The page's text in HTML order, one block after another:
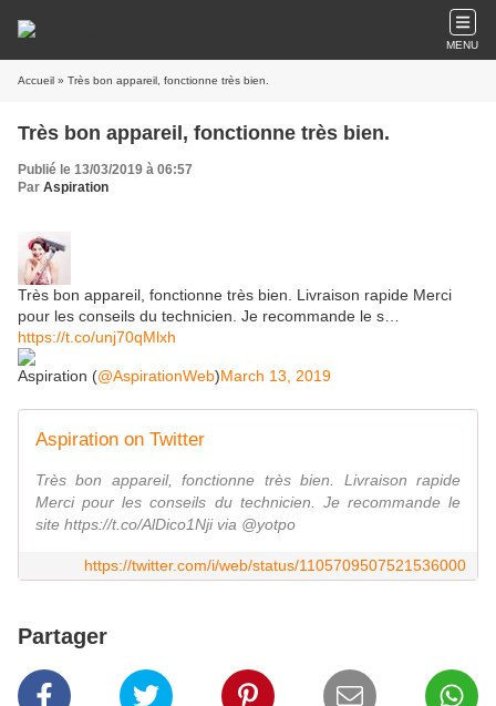
MENU
Accueil » Très bon appareil, fonctionne très bien.
Très bon appareil, fonctionne très bien.
Publié le 13/03/2019 à 06:57
Par Aspiration
Très bon appareil, fonctionne très bien. Livraison rapide Merci
pour les conseils du technicien. Je recommande le s…
https://t.co/unj70qMlxh
Aspiration (@AspirationWeb)March 13, 2019
Aspiration on Twitter
Très bon appareil, fonctionne très bien. Livraison rapide
Merci pour les conseils du technicien. Je recommande le
site https://t.co/AlDico1Nji via @yotpo
https://twitter.com/i/web/status/1105709507521536000
Partager